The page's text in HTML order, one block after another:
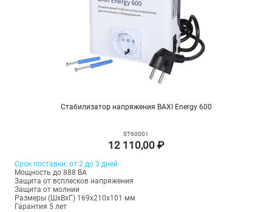
Стабилизатор напряжения BAXI Energy 600
ST60001
12 110,00 ₽
Срок поставки: от 2 до 3 дней
Мощность до 888 ВА
Защита от всплесков напряжения
Защита от молнии
Размеры (ШхВхГ) 169х210х101 мм
Гарантия 5 лет